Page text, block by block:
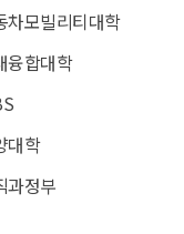
차모빌리티대학
융합대학
대학
과정부